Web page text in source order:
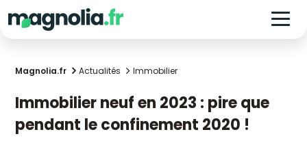
Magnolia.fr Actualités Immobilier
Immobilier neuf en 2023 : pire que
pendant le confinement 2020 !